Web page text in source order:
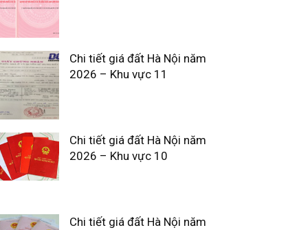
Chi tiết giá đất Hà Nội năm
2026 – Khu vực 11
Chi tiết giá đất Hà Nội năm
2026 – Khu vực 10
Chi tiết giá đất Hà Nội năm